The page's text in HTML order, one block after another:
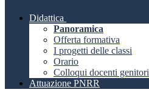
Didattica
Panoramica
Offerta formativa
I progetti delle classi
Orario
Colloqui docenti genitori
Attuazione PNRR